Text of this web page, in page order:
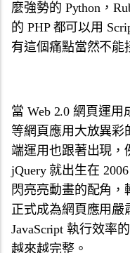
麼強勢的 Python，
的 PHP 都可以用
有這個痛點當然不能
當 Web 2.0 網頁運用
等網頁應用大放異彩
端運用也跟著出現，
jQuery 就出生在
閃亮亮動畫的配角，
正式成為網頁應用嚴
JavaScript 執行效率
越來越完整。